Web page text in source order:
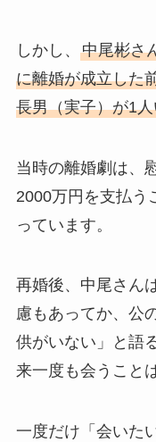
しかし、 中尾彬さ
に離婚が成立した
長男（実子）が1
当時の離婚劇は、
2000万円を支払う
っています。
再婚後、中尾さん
慮もあってか、公
供がいない」と語
来一度も会うこと
一度だけ「会いた